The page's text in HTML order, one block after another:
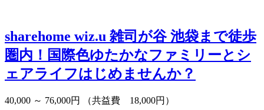
sharehome wiz.u 雑司が谷池袋まで徒歩
圏内！国際色ゆたかなファミリーとシ
ェアライフはじめませんか？
40,000 ～ 76,000円 （共益費 18,000円）